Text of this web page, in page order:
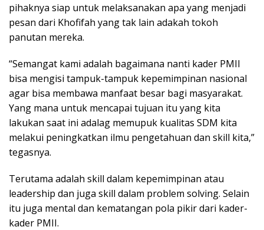
pihaknya siap untuk melaksanakan apa yang menjadi
pesan dari Khofifah yang tak lain adakah tokoh
panutan mereka.
“Semangat kami adalah bagaimana nanti kader PMII
bisa mengisi tampuk-tampuk kepemimpinan nasional
agar bisa membawa manfaat besar bagi masyarakat.
Yang mana untuk mencapai tujuan itu yang kita
lakukan saat ini adalag memupuk kualitas SDM kita
melakui peningkatkan ilmu pengetahuan dan skill kita,”
tegasnya.
Terutama adalah skill dalam kepemimpinan atau
leadership dan juga skill dalam problem solving. Selain
itu juga mental dan kematangan pola pikir dari kader-
kader PMII.